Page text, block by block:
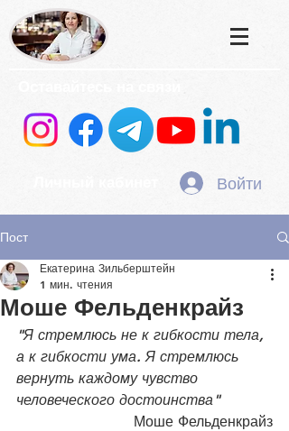
Войти
Пост
Моше Фельденкрайз
Екатерина Зильберштейн
1 мин. чтения
"Я стремлюсь не к гибкости тела,
а к гибкости ума. Я стремлюсь
вернуть каждому чувство
человеческого достоинства"
Моше Фельденкрайз